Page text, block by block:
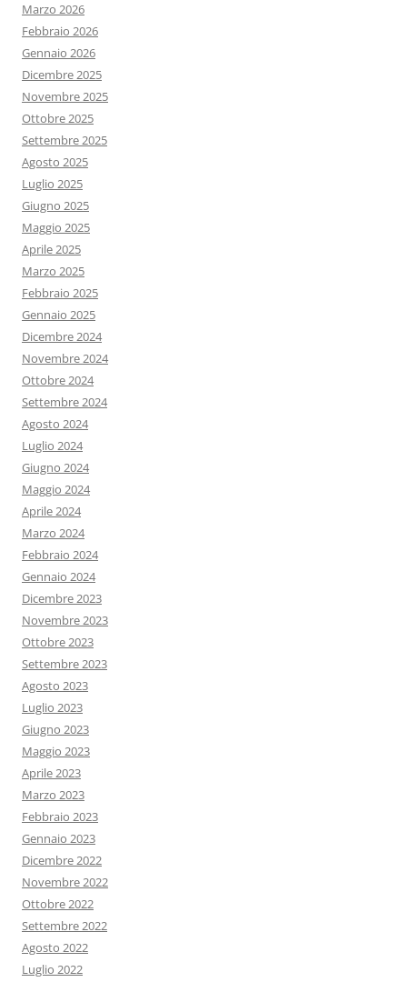
Marzo 2026
Febbraio 2026
Gennaio 2026
Dicembre 2025
Novembre 2025
Ottobre 2025
Settembre 2025
Agosto 2025
Luglio 2025
Giugno 2025
Maggio 2025
Aprile 2025
Marzo 2025
Febbraio 2025
Gennaio 2025
Dicembre 2024
Novembre 2024
Ottobre 2024
Settembre 2024
Agosto 2024
Luglio 2024
Giugno 2024
Maggio 2024
Aprile 2024
Marzo 2024
Febbraio 2024
Gennaio 2024
Dicembre 2023
Novembre 2023
Ottobre 2023
Settembre 2023
Agosto 2023
Luglio 2023
Giugno 2023
Maggio 2023
Aprile 2023
Marzo 2023
Febbraio 2023
Gennaio 2023
Dicembre 2022
Novembre 2022
Ottobre 2022
Settembre 2022
Agosto 2022
Luglio 2022